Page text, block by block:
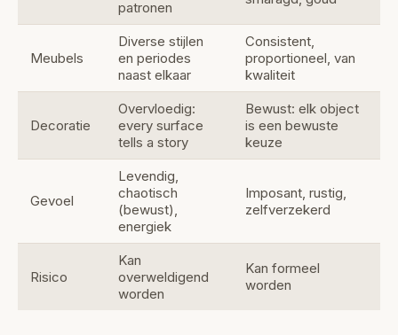
patronen
Meubels
Diverse stijlen
en periodes
naast elkaar
Consistent,
proportioneel, van
kwaliteit
Decoratie
Overvloedig:
every surface
tells a story
Bewust: elk object
is een bewuste
keuze
Gevoel
Levendig,
chaotisch
(bewust),
energiek
Imposant, rustig,
zelfverzekerd
Risico
Kan
overweldigend
worden
Kan formeel
worden